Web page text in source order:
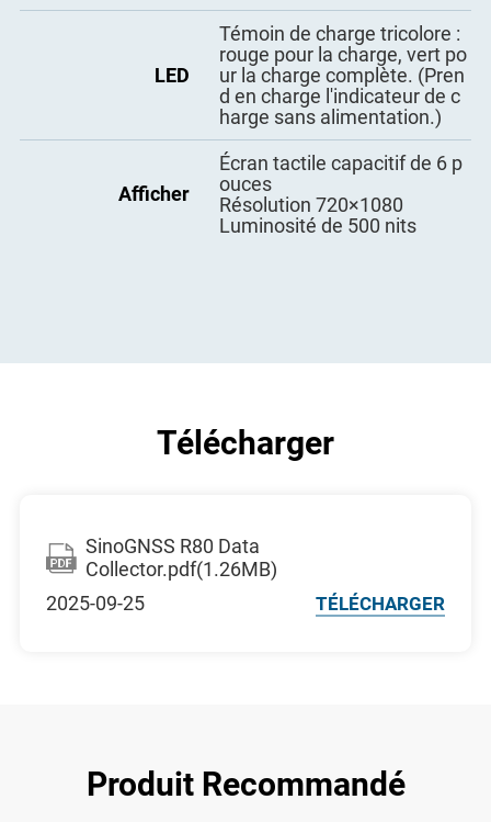
LED
Témoin de charge tricolore :
rouge pour la charge, vert po
ur la charge complète. (Pren
d en charge l'indicateur de c
harge sans alimentation.)
Afficher
Écran tactile capacitif de 6 p
ouces
Résolution 720×1080
Luminosité de 500 nits
Télécharger
SinoGNSS R80 Data
Collector.pdf(1.26MB)
2025-09-25
TÉLÉCHARGER
Produit Recommandé